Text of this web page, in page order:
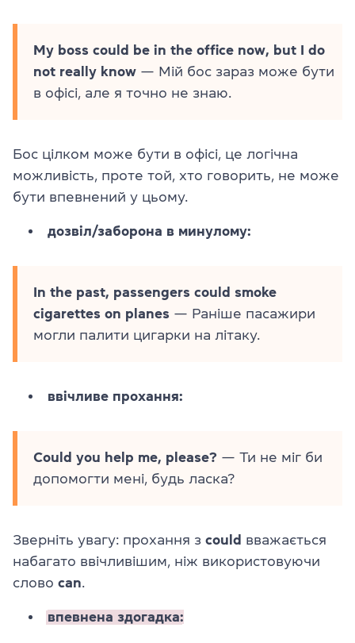
My boss could be in the office now, but I do
not really know — Мій бос зараз може бути
в офісі, але я точно не знаю.
Бос цілком може бути в офісі, це логічна
можливість, проте той, хто говорить, не може
бути впевнений у цьому.
дозвіл/заборона в минулому:
In the past, passengers could smoke
cigarettes on planes — Раніше пасажири
могли палити цигарки на літаку.
ввічливе прохання:
Could you help me, please? — Ти не міг би
допомогти мені, будь ласка?
Зверніть увагу: прохання з could вважається
набагато ввічливішим, ніж використовуючи
слово can.
впевнена здогадка: